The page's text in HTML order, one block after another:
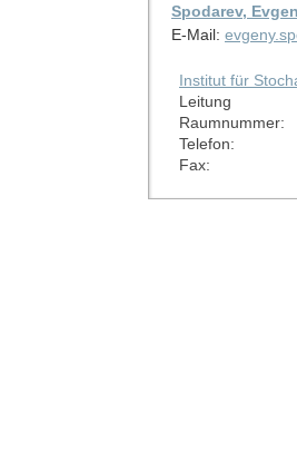
Spodarev,
E-Mail:
Institut für
Leitung
Raumnummer:
Telefon:
Fax: